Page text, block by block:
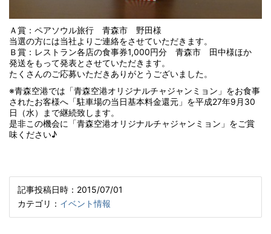
Ａ賞：ペアソウル旅行 青森市 野田様
当選の方には当社よりご連絡をさせていただきます。
Ｂ賞：レストラン各店の食事券1,000円分 青森市 田中様ほか
発送をもって発表とさせていただきます。
たくさんのご応募いただきありがとうございました。
※青森空港では「青森空港オリジナルチャジャンミョン」をお食事
されたお客様へ「駐車場の当日基本料金還元」を平成27年9月30
日（水）まで継続致します。
是非この機会に「青森空港オリジナルチャジャンミョン」をご賞
味ください♪
記事投稿日時：2015/07/01
カテゴリ： イベント情報